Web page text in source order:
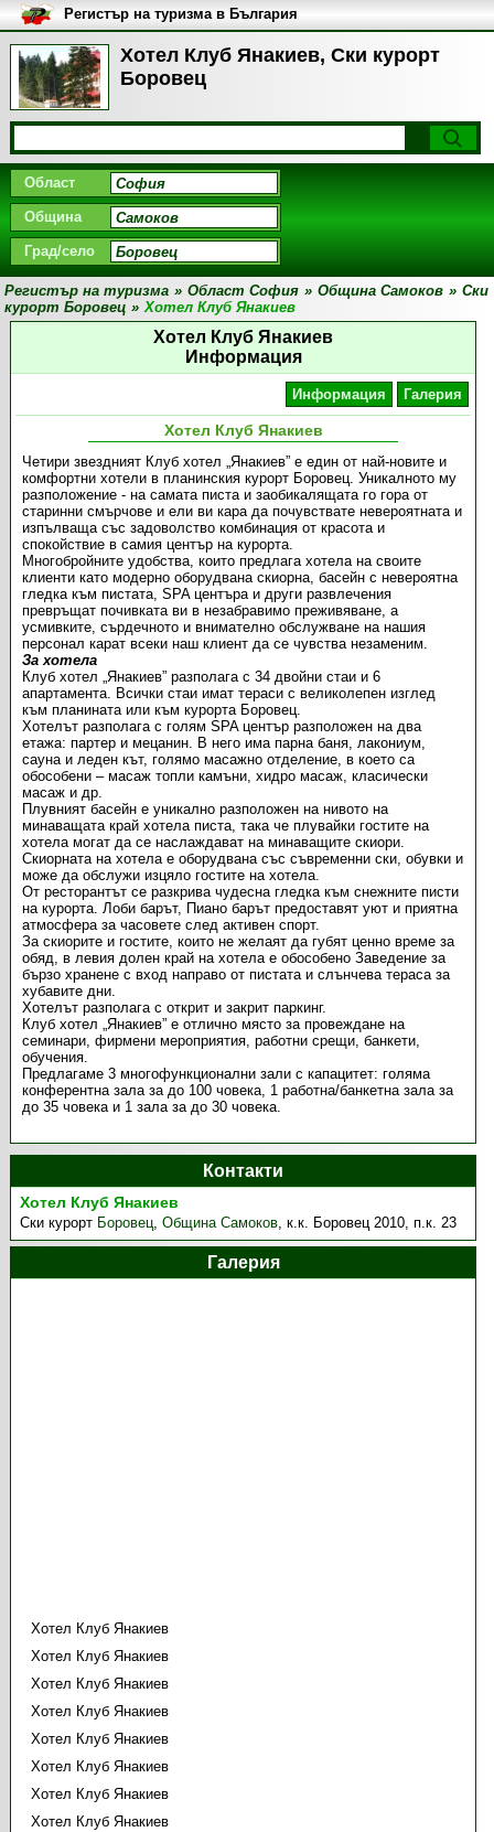
Хотел Клуб Янакиев, Ски курорт
Боровец
Регистър на туризма в България
Област
Община
Град/село
Регистър на туризма » Област София » Община Самоков » Ски
курорт Боровец » Хотел Клуб Янакиев
Хотел Клуб Янакиев
Информация
Информация Галерия
Хотел Клуб Янакиев
Четири звездният Клуб хотел „Янакиев” е един от най-новите и
комфортни хотели в планинския курорт Боровец. Уникалното му
разположение - на самата писта и заобикалящата го гора от
старинни смърчове и ели ви кара да почувствате невероятната и
изпълваща със задоволство комбинация от красота и
спокойствие в самия център на курорта.
Многобройните удобства, които предлага хотела на своите
клиенти като модерно оборудвана скиорна, басейн с невероятна
гледка към пистата, SPA центъра и други развлечения
превръщат почивката ви в незабравимо преживяване, а
усмивките, сърдечното и внимателно обслужване на нашия
персонал карат всеки наш клиент да се чувства незаменим.
За хотела
Клуб хотел „Янакиев” разполага с 34 двойни стаи и 6
апартамента. Всички стаи имат тераси с великолепен изглед
към планината или към курорта Боровец.
Хотелът разполага с голям SPA център разположен на два
етажа: партер и мецанин. В него има парна баня, лакониум,
сауна и леден кът, голямо масажно отделение, в което са
обособени – масаж топли камъни, хидро масаж, класически
масаж и др.
Плувният басейн е уникално разположен на нивото на
минаващата край хотела писта, така че плувайки гостите на
хотела могат да се наслаждават на минаващите скиори.
Скиорната на хотела е оборудвана със съвременни ски, обувки и
може да обслужи изцяло гостите на хотела.
От ресторантът се разкрива чудесна гледка към снежните писти
на курорта. Лоби барът, Пиано барът предоставят уют и приятна
атмосфера за часовете след активен спорт.
За скиорите и гостите, които не желаят да губят ценно време за
обяд, в левия долен край на хотела е обособено Заведение за
бързо хранене с вход направо от пистата и слънчева тераса за
хубавите дни.
Хотелът разполага с открит и закрит паркинг.
Клуб хотел „Янакиев” е отлично място за провеждане на
семинари, фирмени мероприятия, работни срещи, банкети,
обучения.
Предлагаме 3 многофункционални зали с капацитет: голяма
конферентна зала за до 100 човека, 1 работна/банкетна зала за
до 35 човека и 1 зала за до 30 човека.
Контакти
Хотел Клуб Янакиев
Ски курорт Боровец,Община Самоков,к.к. Боровец 2010, п.к. 23
Галерия
Хотел Клуб Янакиев
Хотел Клуб Янакиев
Хотел Клуб Янакиев
Хотел Клуб Янакиев
Хотел Клуб Янакиев
Хотел Клуб Янакиев
Хотел Клуб Янакиев
Хотел Клуб Янакиев